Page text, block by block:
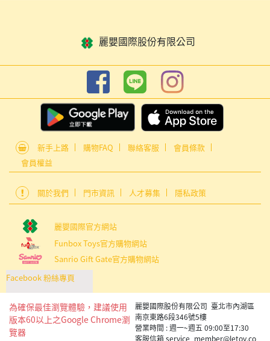
麗嬰國際股份有限公司
新手上路 購物FAQ 聯絡客服
會員條款
會員權益
關於我們 門市資訊 人才募集 隱私政策
麗嬰國際官方網站
Funbox Toys官方購物網站
Sanrio Gift Gate官方購物網站
Facebook 粉絲專頁
為確保最佳瀏覽體驗，建議使用
版本60以上之Google Chrome瀏
覽器
麗嬰國際股份有限公司 臺北市內湖區
南京東路6段346號5樓
營業時間 : 週一~週五 09:00至17:30
客服信箱 service_member@letoy.co